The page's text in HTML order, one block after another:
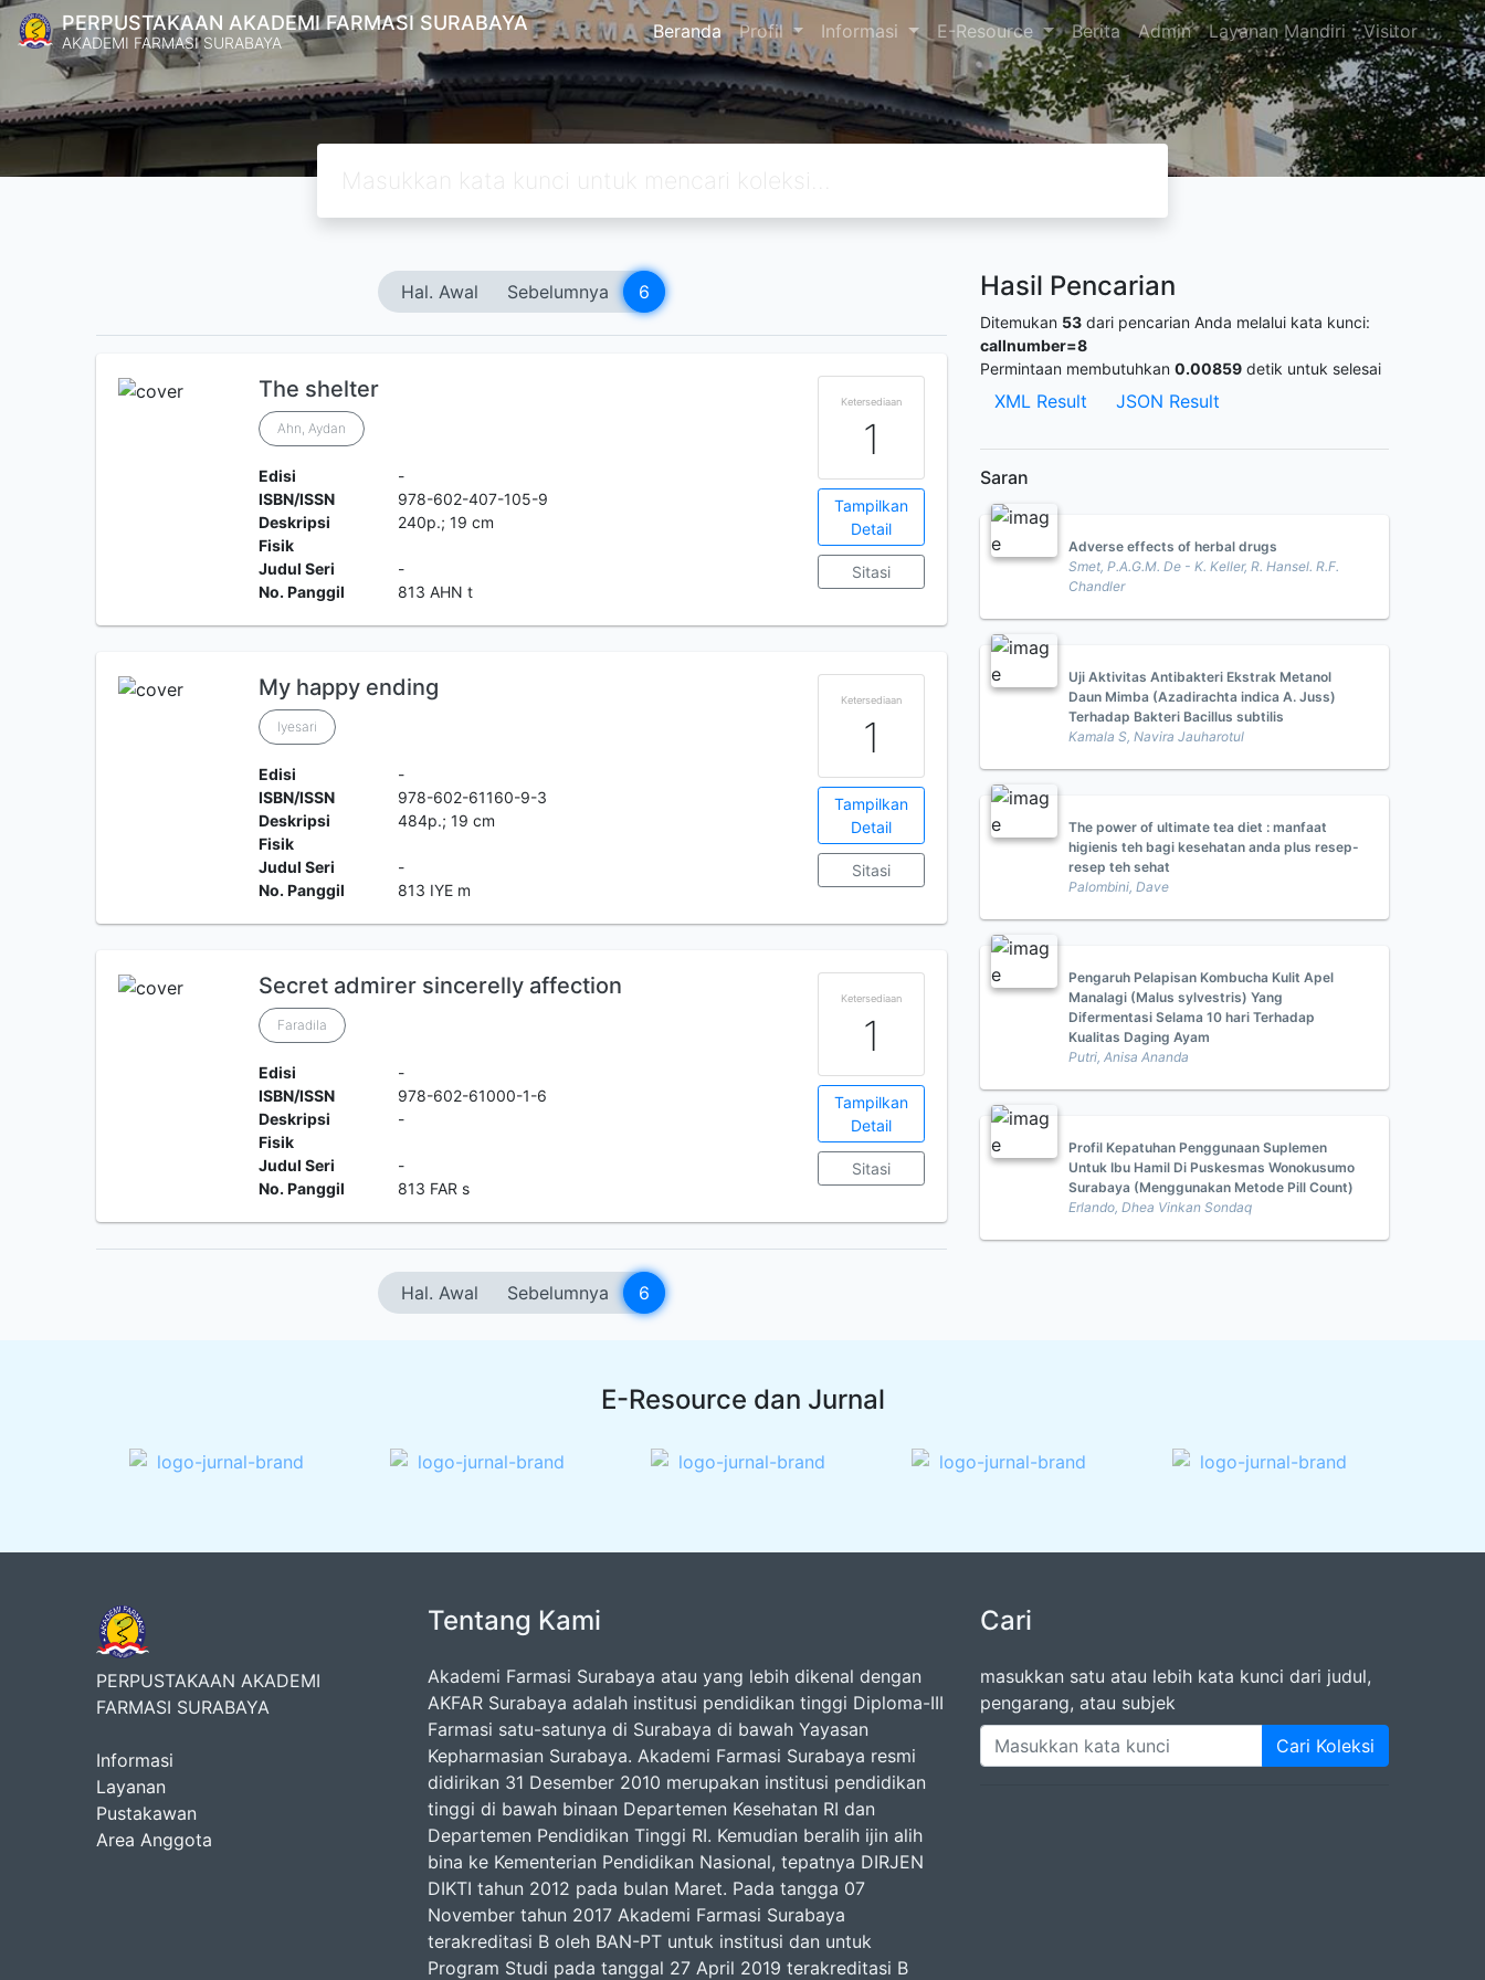
PERPUSTAKAAN AKADEMI FARMASI SURABAYA
AKADEMI FARMASI SURABAYA Beranda Profil Informasi E-Resource Berita Admin Layanan Mandiri Visitor
Hal. Awal Sebelumnya 6
The shelter
Ahn, Aydan
Edisi
-
ISBN/ISSN
978-602-407-105-9
Deskripsi
Fisik
240p.; 19 cm
Judul Seri
-
No. Panggil
813 AHN t
Ketersediaan
1
Tampilkan
Detail
Sitasi
My happy ending
Iyesari
Edisi
-
ISBN/ISSN
978-602-61160-9-3
Deskripsi
Fisik
484p.; 19 cm
Judul Seri
-
No. Panggil
813 IYE m
Ketersediaan
1
Tampilkan
Detail
Sitasi
Secret admirer sincerelly affection
Faradila
Edisi
-
ISBN/ISSN
978-602-61000-1-6
Deskripsi
Fisik
-
Judul Seri
-
No. Panggil
813 FAR s
Ketersediaan
1
Tampilkan
Detail
Sitasi
Hal. Awal Sebelumnya 6
Hasil Pencarian
Ditemukan 53 dari pencarian Anda melalui kata kunci:
callnumber=8
Permintaan membutuhkan 0.00859 detik untuk selesai
XML Result JSON Result
Saran
Adverse effects of herbal drugs
Smet, P.A.G.M. De - K. Keller, R. Hansel. R.F.
Chandler
Uji Aktivitas Antibakteri Ekstrak Metanol
Daun Mimba (Azadirachta indica A. Juss)
Terhadap Bakteri Bacillus subtilis
Kamala S, Navira Jauharotul
The power of ultimate tea diet : manfaat
higienis teh bagi kesehatan anda plus resep-
resep teh sehat
Palombini, Dave
Pengaruh Pelapisan Kombucha Kulit Apel
Manalagi (Malus sylvestris) Yang
Difermentasi Selama 10 hari Terhadap
Kualitas Daging Ayam
Putri, Anisa Ananda
Profil Kepatuhan Penggunaan Suplemen
Untuk Ibu Hamil Di Puskesmas Wonokusumo
Surabaya (Menggunakan Metode Pill Count)
Erlando, Dhea Vinkan Sondaq
E-Resource dan Jurnal
PERPUSTAKAAN AKADEMI
FARMASI SURABAYA
Informasi
Layanan
Pustakawan
Area Anggota
Tentang Kami
Akademi Farmasi Surabaya atau yang lebih dikenal dengan
AKFAR Surabaya adalah institusi pendidikan tinggi Diploma-III
Farmasi satu-satunya di Surabaya di bawah Yayasan
Kepharmasian Surabaya. Akademi Farmasi Surabaya resmi
didirikan 31 Desember 2010 merupakan institusi pendidikan
tinggi di bawah binaan Departemen Kesehatan RI dan
Departemen Pendidikan Tinggi RI. Kemudian beralih ijin alih
bina ke Kementerian Pendidikan Nasional, tepatnya DIRJEN
DIKTI tahun 2012 pada bulan Maret. Pada tangga 07
November tahun 2017 Akademi Farmasi Surabaya
terakreditasi B oleh BAN-PT untuk institusi dan untuk
Program Studi pada tanggal 27 April 2019 terakreditasi B
Cari
masukkan satu atau lebih kata kunci dari judul,
pengarang, atau subjek
Cari Koleksi